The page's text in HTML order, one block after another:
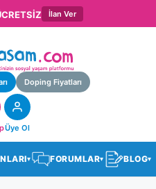
İlan Ver
Doping Fiyatları
Üye Ol
▾ FORUMLAR▾ BLOG▾